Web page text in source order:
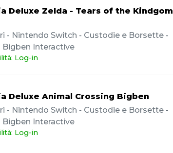
Deluxe Zelda - Tears of the Kindgom
- Nintendo Switch - Custodie e Borsette -
Bigben Interactive
Log-in
Deluxe Animal Crossing Bigben
- Nintendo Switch - Custodie e Borsette -
Bigben Interactive
Log-in